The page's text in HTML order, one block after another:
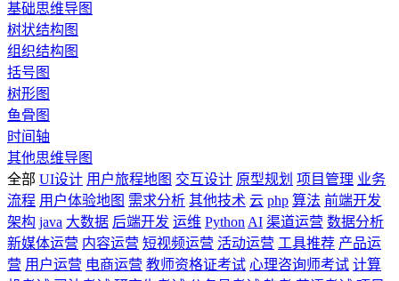
基础思维导图
树状结构图
组织结构图
括号图
树形图
鱼骨图
时间轴
其他思维导图
全部 UI设计 用户旅程地图 交互设计 原型规划 项目管理 业务
流程 用户体验地图 需求分析 其他技术 云 php 算法 前端开发
架构 java 大数据 后端开发 运维 Python AI 渠道运营 数据分析
新媒体运营 内容运营 短视频运营 活动运营 工具推荐 产品运
营 用户运营 电商运营 教师资格证考试 心理咨询师考试 计算